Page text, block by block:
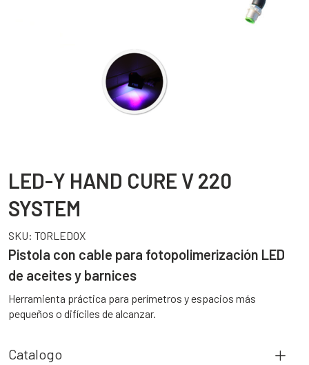
LED-Y HAND CURE V 220
SYSTEM
SKU: TORLED0X
Pistola con cable para fotopolimerización LED
de aceites y barnices
Herramienta práctica para perímetros y espacios más
pequeños o difíciles de alcanzar.
Catalogo